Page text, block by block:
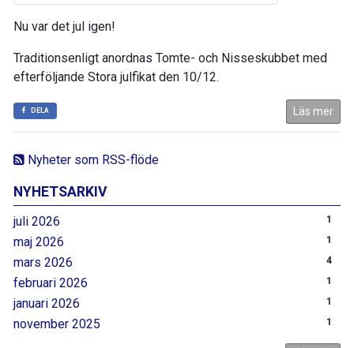
Nyheter som RSS-flöde
NYHETSARKIV
juli 2026 1
maj 2026 1
mars 2026 4
februari 2026 1
januari 2026 1
november 2025 1
Nu var det jul igen!
Traditionsenligt anordnas Tomte- och Nisseskubbet med
efterföljande Stora julfikat den 10/12.
DELA Läs mer